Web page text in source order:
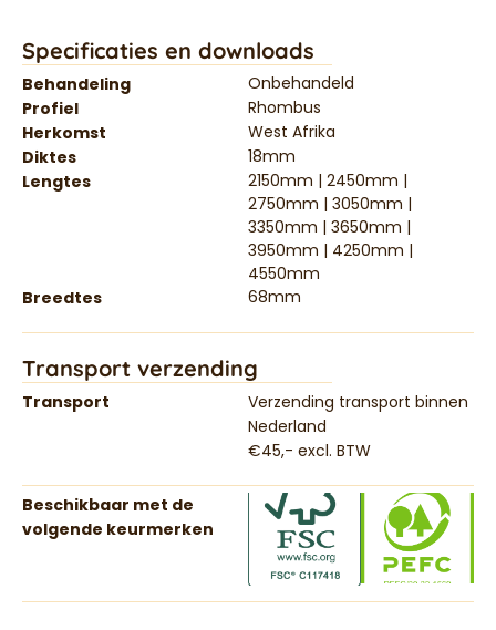
Specificaties en downloads
Behandeling
Onbehandeld
Profiel
Rhombus
Herkomst
West Afrika
Diktes
18mm
Lengtes
2150mm | 2450mm |
2750mm | 3050mm |
3350mm | 3650mm |
3950mm | 4250mm |
4550mm
Breedtes
68mm
Transport verzending
Transport
Verzending transport binnen
Nederland
€45,- excl. BTW
Beschikbaar met de
volgende keurmerken